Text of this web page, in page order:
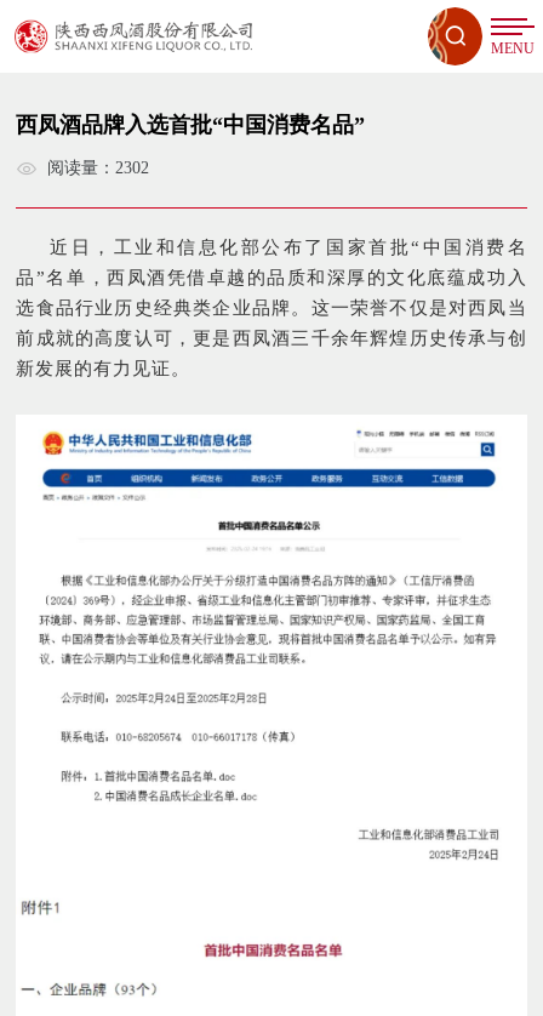
MENU
西凤酒品牌入选首批“中国消费名品”
阅读量：2302
近日，工业和信息化部公布了国家首批“中国消费名
品”名单，西凤酒凭借卓越的品质和深厚的文化底蕴成功入
选食品行业历史经典类企业品牌。这一荣誉不仅是对西凤当
前成就的高度认可，更是西凤酒三千余年辉煌历史传承与创
新发展的有力见证。